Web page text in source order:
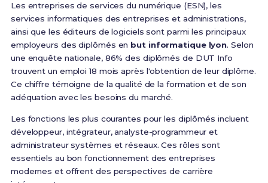
Les entreprises de services du numérique (ESN), les
services informatiques des entreprises et administrations,
ainsi que les éditeurs de logiciels sont parmi les principaux
employeurs des diplômés en but informatique lyon. Selon
une enquête nationale, 86% des diplômés de DUT Info
trouvent un emploi 18 mois après l'obtention de leur diplôme.
Ce chiffre témoigne de la qualité de la formation et de son
adéquation avec les besoins du marché.
Les fonctions les plus courantes pour les diplômés incluent
développeur, intégrateur, analyste-programmeur et
administrateur systèmes et réseaux. Ces rôles sont
essentiels au bon fonctionnement des entreprises
modernes et offrent des perspectives de carrière